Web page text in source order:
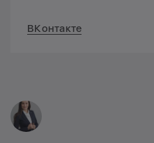
ВКонтакте